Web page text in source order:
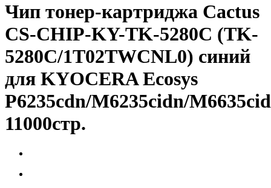
Чип тонер-картриджа Cactus
CS-CHIP-KY-TK-5280C (TK-
5280C/1T02TWCNL0) синий
для KYOCERA Ecosys
P6235cdn/M6235cidn/
11000стр.